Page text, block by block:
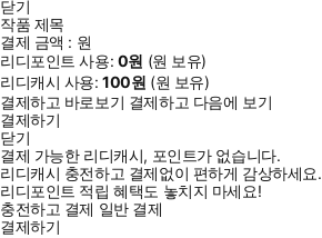
닫기
작품 제목
결제 금액 : 원
리디포인트 사용: 0원 (원 보유)
리디캐시 사용:100원 (원 보유)
결제하고 바로보기 결제하고 다음에 보기
결제하기
닫기
결제 가능한 리디캐시, 포인트가 없습니다.
리디캐시 충전하고 결제없이 편하게 감상하세요.
리디포인트 적립 혜택도 놓치지 마세요!
충전하고 결제 일반 결제
결제하기